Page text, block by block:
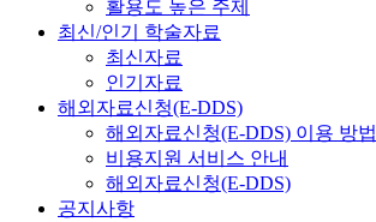
활용도 높은 주제
최신/인기 학술자료
최신자료
인기자료
해외자료신청(E-DDS)
해외자료신청(E-DDS) 이용 방법
비용지원 서비스 안내
해외자료신청(E-DDS)
공지사항